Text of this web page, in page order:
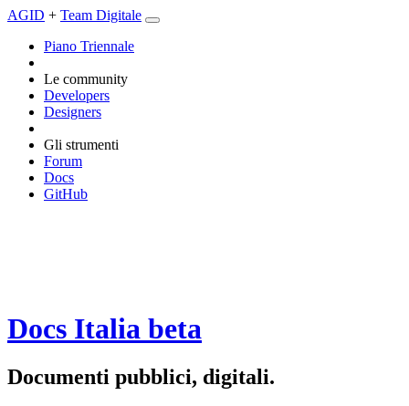
AGID + Team Digitale
Piano Triennale
Le community
Developers
Designers
Gli strumenti
Forum
Docs
GitHub
Docs Italia beta
Documenti pubblici, digitali.